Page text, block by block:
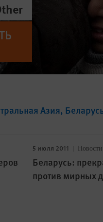
Азия
5 июля 2011 Новости
Беларусь:
против мирных